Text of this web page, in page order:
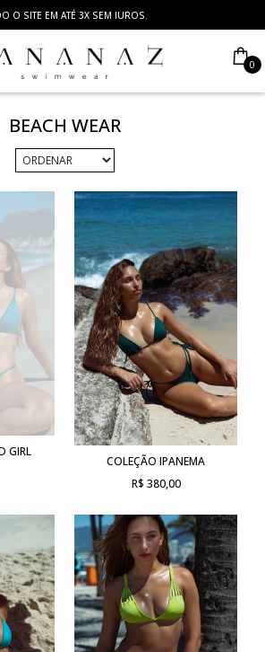
700,00 GANHAM UM BIQUÍNI SORTIDO DE BRINDE
0
BEACH WEAR
GIRL
COLEÇÃO IPANEMA
R$ 380,00